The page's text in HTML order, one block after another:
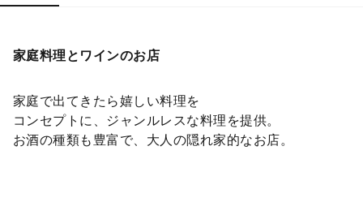
家庭料理とワインのお店
家庭で出てきたら嬉しい料理を
コンセプトに、ジャンルレスな料理を提供。
お酒の種類も豊富で、大人の隠れ家的なお店。